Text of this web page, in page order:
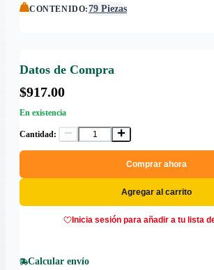
CONTENIDO:79 Piezas
Datos de Compra
$917.00
En existencia
Cantidad:
Comprar ahora
Agregar al carrito
Inicia sesión para añadir a tu lista
Calcular envío